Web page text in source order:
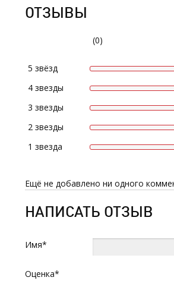
ОТЗЫВЫ
(0)
5 звёзд
4 звезды
3 звезды
2 звезды
1 звезда
Ещё не добавлено ни одного
НАПИСАТЬ ОТЗЫВ
Имя*
Оценка*